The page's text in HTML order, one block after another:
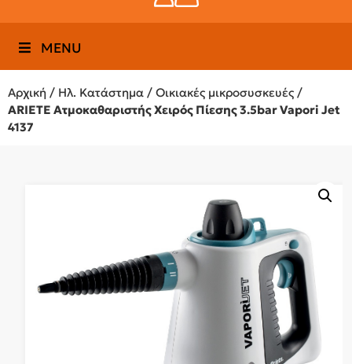
MENU
Αρχική / Ηλ. Κατάστημα / Οικιακές μικροσυσκευές /
ARIETE Ατμοκαθαριστής Χειρός Πίεσης 3.5bar Vapori Jet
4137